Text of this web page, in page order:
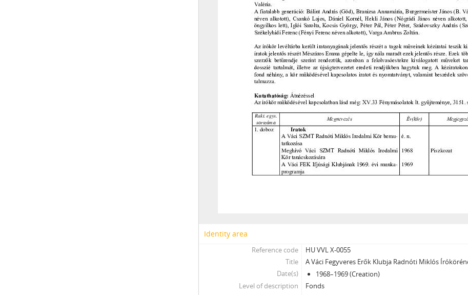
Identity area
Reference code
HU VVL X-0055
Title
A Váci Fegyveres Erők Klubja Radnóti Miklós
Date(s)
1968–1969 (Creation)
Level of description
Fonds